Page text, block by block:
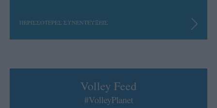
ΠΕΡΙΣΣΟΤΕΡΕΣ ΣΥΝΕΝΤΕΥΞΕΙΣ
Volley Feed
#VolleyPlanet